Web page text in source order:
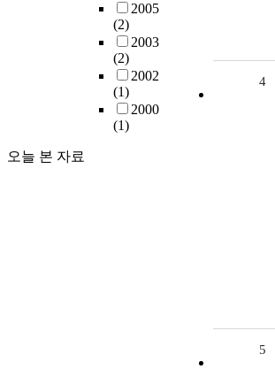
2005
(2)
2003
(2)
2002
(1)
2000
(1)
오늘 본 자료
4
5